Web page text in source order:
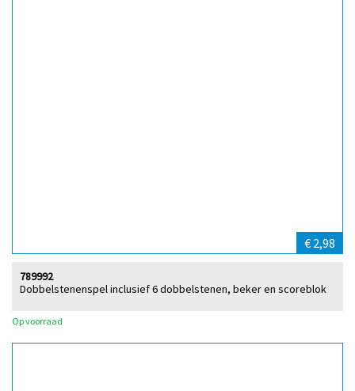
€ 2,98
Dobbelstenenspel inclusief 6 dobbelstenen, beker en scoreblok
789992
Op voorraad